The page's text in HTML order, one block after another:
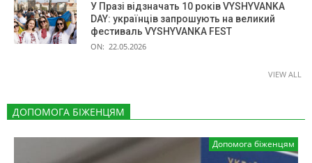
У Празі відзначать 10 років VYSHYVANKA
DAY: українців запрошують на великий
фестиваль VYSHYVANKA FEST
ON: 22.05.2026
VIEW ALL
ДОПОМОГА БІЖЕНЦЯМ
Допомога біженцям